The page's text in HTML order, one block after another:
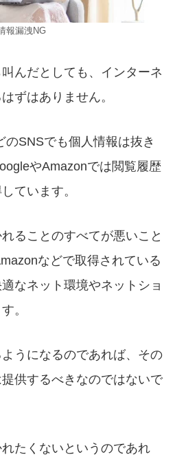
報漏洩NG
んだとしても、インターネ
ずはありません。
のSNSでも個人情報は抜き
やAmazonでは閲覧履歴
ています。
ることのすべてが悪いこと
などで取得されている
なネット環境やネットショ
。
うになるのであれば、その
供するべきなのではないで
たくないというのであれ